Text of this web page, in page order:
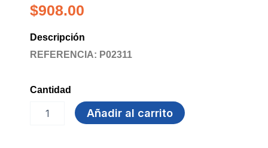
$908.00
Descripción
REFERENCIA: P02311
Cantidad
PELIKAN
Añadir al carrito